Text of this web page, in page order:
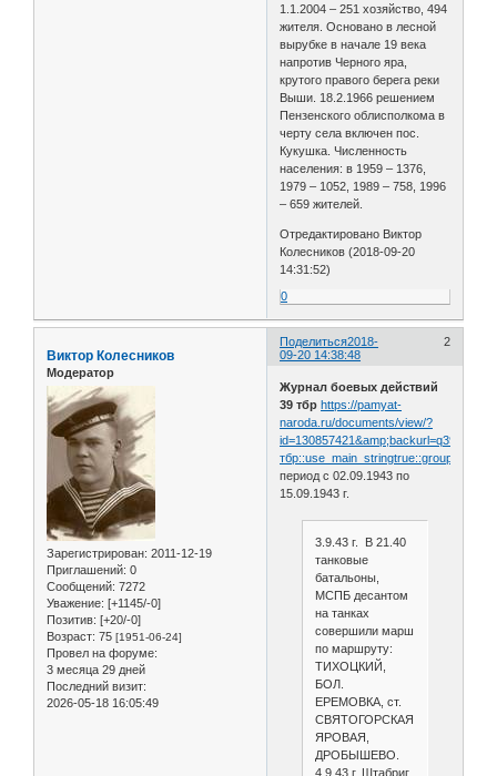
1.1.2004 – 251 хозяйство, 494
жителя. Основано в лесной
вырубке в начале 19 века
напротив Черного яра,
крутого правого берега реки
Выши. 18.2.1966 решением
Пензенского облисполкома в
черту села включен пос.
Кукушка. Численность
населения: в 1959 – 1376,
1979 – 1052, 1989 – 758, 1996
– 659 жителей.
Отредактировано Виктор
Колесников (2018-09-20
14:31:52)
0
Поделиться 2
2018-
09-20 14:38:48
Виктор Колесников
Модератор
Зарегистрирован: 2011-12-19
Приглашений: 0
Сообщений: 7272
Уважение: [+1145/-0]
Позитив: [+20/-0]
Возраст: 75 [1951-06-24]
Провел на форуме:
3 месяца 29 дней
Последний визит:
2026-05-18 16:05:49
Журнал боевых действий
39 тбр https://pamyat-
naroda.ru/documents/view/?
id=130857421&amp;backurl=q39
период с 02.09.1943 по
15.09.1943 г.
3.9.43 г. В 21.40
танковые
батальоны,
МСПБ десантом
на танках
совершили марш
по маршруту:
ТИХОЦКИЙ,
БОЛ.
ЕРЕМОВКА, ст.
СВЯТОГОРСКАЯ,
ЯРОВАЯ,
ДРОБЫШЕВО.
4.9.43 г. Штабриг,